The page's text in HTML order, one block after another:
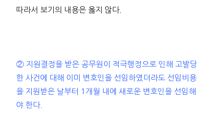
따라서 보기의 내용은 옳지 않다.
② 지원결정을 받은 공무원이 적극행정으로 인해 고발당
한 사건에 대해 이미 변호인을 선임하였더라도 선임비용
을 지원받은 날부터 1개월 내에 새로운 변호인을 선임해
야 한다.